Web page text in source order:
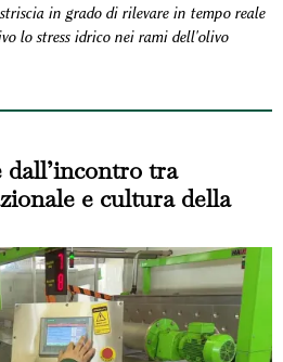
in grado di rilevare in tempo reale
lo stress idrico nei rami dell'olivo
tra
e cultura della